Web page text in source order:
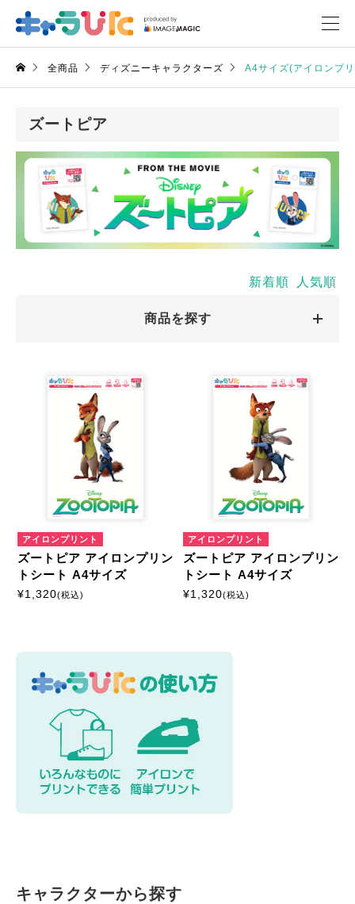
全商品 ディズニーキャラクターズ A4サイズ(アイロンプ
ズートピア
新着順 人気順
商品を探す
アイロンプリントシート
A5サイズ A4サイズ
ミニサイズ
はがきサイズ
カスタマイズ
モーテルキーホルダー
硬質ケース
アイロンプリント
ズートピア アイロンプリン
トシート A4サイズ
¥1,320(税込)
アイロンプリント
ズートピア アイロンプリン
トシート A4サイズ
¥1,320(税込)
キャラクターから探す